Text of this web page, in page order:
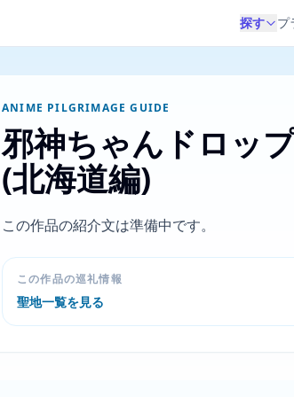
探す プ
ANIME PILGRIMAGE GUIDE
邪神ちゃんドロッ
(北海道編)
この作品の紹介文は準備中です。
この作品の巡礼情報
聖地一覧を見る